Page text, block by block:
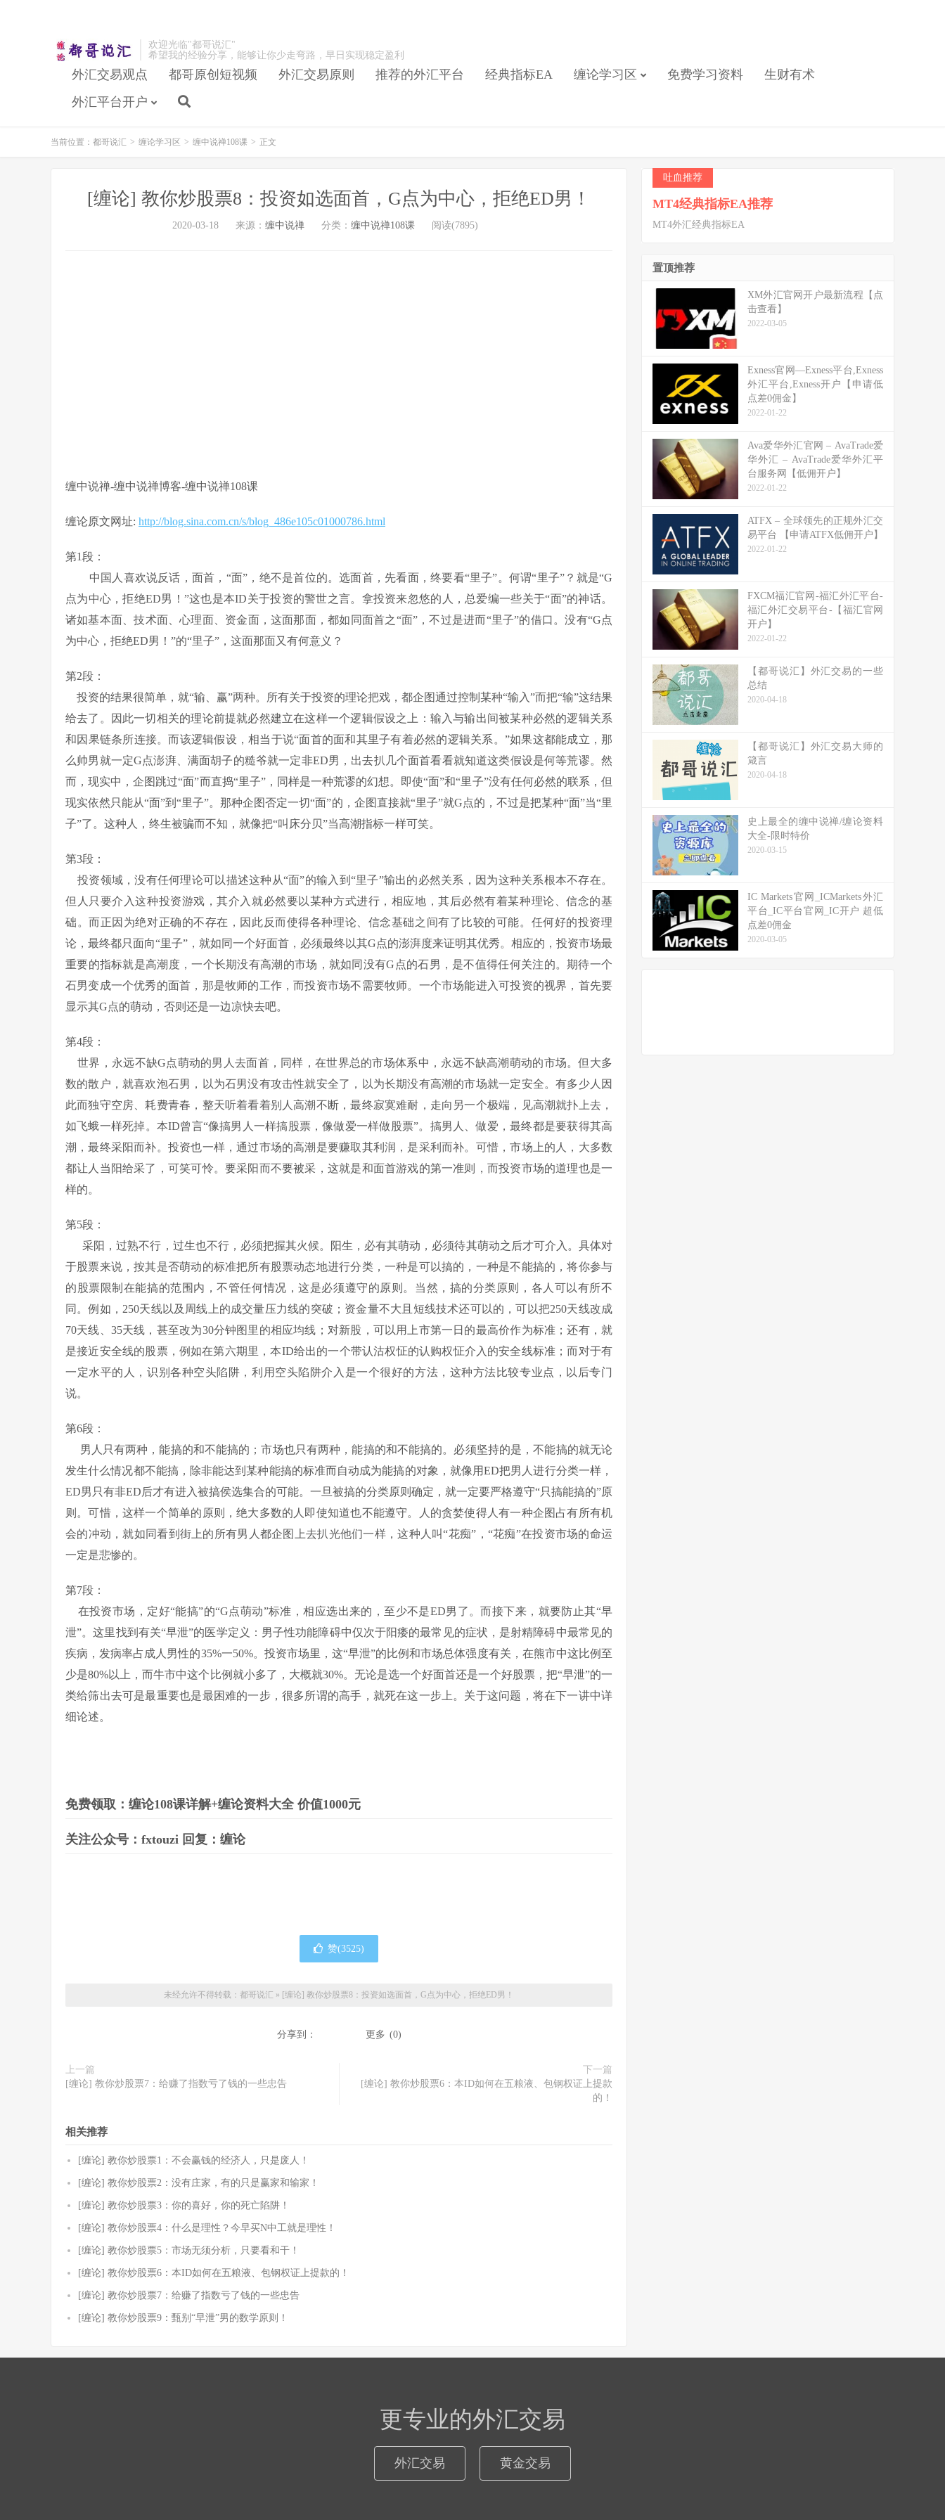
欢迎光临"都哥说汇"
希望我的经验分享，能够让你少走弯路，早日实现稳定盈利
外汇交易观点 都哥原创短视频 外汇交易原则 推荐的外汇平台 经典指标EA 缠论学习区 免费学习资料
生财有术
外汇平台开户
当前位置： 都哥说汇 > 缠论学习区 > 缠中说禅108课 > 正文
[缠论] 教你炒股票8：投资如选面首，G点为中心，拒绝ED男！
2020-03-18 来源： 缠中说禅 分类： 缠中说禅108课 阅读(7895)
缠中说禅-缠中说禅博客-缠中说禅108课
缠论原文网址: http://blog.sina.com.cn/s/blog_486e105c01000786.html
第1段：
中国人喜欢说反话，面首，“面”，绝不是首位的。选面首，先看面，终要看“里子”。何谓“里子”？就是“G
点为中心，拒绝ED男！”这也是本ID关于投资的警世之言。拿投资来忽悠的人，总爱编一些关于“面”的神话。
诸如基本面、技术面、心理面、资金面，这面那面，都如同面首之“面”，不过是进而“里子”的借口。没有“G点
为中心，拒绝ED男！”的“里子”，这面那面又有何意义？
第2段：
投资的结果很简单，就“输、赢”两种。所有关于投资的理论把戏，都企图通过控制某种“输入”而把“输”这结果
给去了。因此一切相关的理论前提就必然建立在这样一个逻辑假设之上：输入与输出间被某种必然的逻辑关系
和因果链条所连接。而该逻辑假设，相当于说“面首的面和其里子有着必然的逻辑关系。”如果这都能成立，那
么帅男就一定G点澎湃、满面胡子的糙爷就一定非ED男，出去扒几个面首看看就知道这类假设是何等荒谬。然
而，现实中，企图跳过“面”而直捣“里子”，同样是一种荒谬的幻想。即使“面”和“里子”没有任何必然的联系，但
现实依然只能从“面”到“里子”。那种企图否定一切“面”的，企图直接就“里子”就G点的，不过是把某种“面”当“里
子”了。这种人，终生被骗而不知，就像把“叫床分贝”当高潮指标一样可笑。
第3段：
投资领域，没有任何理论可以描述这种从“面”的输入到“里子”输出的必然关系，因为这种关系根本不存在。
但人只要介入这种投资游戏，其介入就必然要以某种方式进行，相应地，其后必然有着某种理论、信念的基
础。而正因为绝对正确的不存在，因此反而使得各种理论、信念基础之间有了比较的可能。任何好的投资理
论，最终都只面向“里子”，就如同一个好面首，必须最终以其G点的澎湃度来证明其优秀。相应的，投资市场最
重要的指标就是高潮度，一个长期没有高潮的市场，就如同没有G点的石男，是不值得任何关注的。期待一个
石男变成一个优秀的面首，那是牧师的工作，而投资市场不需要牧师。一个市场能进入可投资的视界，首先要
显示其G点的萌动，否则还是一边凉快去吧。
第4段：
世界，永远不缺G点萌动的男人去面首，同样，在世界总的市场体系中，永远不缺高潮萌动的市场。但大多
数的散户，就喜欢泡石男，以为石男没有攻击性就安全了，以为长期没有高潮的市场就一定安全。有多少人因
此而独守空房、耗费青春，整天听着看着别人高潮不断，最终寂寞难耐，走向另一个极端，见高潮就扑上去，
如飞蛾一样死掉。本ID曾言“像搞男人一样搞股票，像做爱一样做股票”。搞男人、做爱，最终都是要获得其高
潮，最终采阳而补。投资也一样，通过市场的高潮是要赚取其利润，是采利而补。可惜，市场上的人，大多数
都让人当阳给采了，可笑可怜。要采阳而不要被采，这就是和面首游戏的第一准则，而投资市场的道理也是一
样的。
第5段：
采阳，过熟不行，过生也不行，必须把握其火候。阳生，必有其萌动，必须待其萌动之后才可介入。具体对
于股票来说，按其是否萌动的标准把所有股票动态地进行分类，一种是可以搞的，一种是不能搞的，将你参与
的股票限制在能搞的范围内，不管任何情况，这是必须遵守的原则。当然，搞的分类原则，各人可以有所不
同。例如，250天线以及周线上的成交量压力线的突破；资金量不大且短线技术还可以的，可以把250天线改成
70天线、35天线，甚至改为30分钟图里的相应均线；对新股，可以用上市第一日的最高价作为标准；还有，就
是接近安全线的股票，例如在第六期里，本ID给出的一个带认沽权怔的认购权怔介入的安全线标准；而对于有
一定水平的人，识别各种空头陷阱，利用空头陷阱介入是一个很好的方法，这种方法比较专业点，以后专门
说。
第6段：
男人只有两种，能搞的和不能搞的；市场也只有两种，能搞的和不能搞的。必须坚持的是，不能搞的就无论
发生什么情况都不能搞，除非能达到某种能搞的标准而自动成为能搞的对象，就像用ED把男人进行分类一样，
ED男只有非ED后才有进入被搞侯选集合的可能。一旦被搞的分类原则确定，就一定要严格遵守“只搞能搞的”原
则。可惜，这样一个简单的原则，绝大多数的人即使知道也不能遵守。人的贪婪使得人有一种企图占有所有机
会的冲动，就如同看到街上的所有男人都企图上去扒光他们一样，这种人叫“花痴”，“花痴”在投资市场的命运
一定是悲惨的。
第7段：
在投资市场，定好“能搞”的“G点萌动”标准，相应选出来的，至少不是ED男了。而接下来，就要防止其“早
泄”。这里找到有关“早泄”的医学定义：男子性功能障碍中仅次于阳痿的最常见的症状，是射精障碍中最常见的
疾病，发病率占成人男性的35%一50%。投资市场里，这“早泄”的比例和市场总体强度有关，在熊市中这比例至
少是80%以上，而牛市中这个比例就小多了，大概就30%。无论是选一个好面首还是一个好股票，把“早泄”的一
类给筛出去可是最重要也是最困难的一步，很多所谓的高手，就死在这一步上。关于这问题，将在下一讲中详
细论述。
免费领取：缠论108课详解+缠论资料大全价值1000元
关注公众号：fxtouzi 回复：缠论
赞(3525)
未经允许不得转载： 都哥说汇 » [缠论] 教你炒股票8：投资如选面首，G点为中心，拒绝ED男！
分享到： 更多 (0)
上一篇
[缠论] 教你炒股票7：给赚了指数亏了钱的一些忠告
下一篇
[缠论] 教你炒股票6：本ID如何在五粮液、包钢权证上提款
的！
相关推荐
[缠论] 教你炒股票1：不会赢钱的经济人，只是废人！
[缠论] 教你炒股票2：没有庄家，有的只是赢家和输家！
[缠论] 教你炒股票3：你的喜好，你的死亡陷阱！
[缠论] 教你炒股票4：什么是理性？今早买N中工就是理性！
[缠论] 教你炒股票5：市场无须分析，只要看和干！
[缠论] 教你炒股票6：本ID如何在五粮液、包钢权证上提款的！
[缠论] 教你炒股票7：给赚了指数亏了钱的一些忠告
[缠论] 教你炒股票9：甄别“早泄”男的数学原则！
吐血推荐
MT4经典指标EA推荐
MT4外汇经典指标EA
置顶推荐
XM外汇官网开户最新流程【点
击查看】
2022-03-05
Exness官网—Exness平台,Exness
外汇平台,Exness开户【申请低
点差0佣金】
2022-01-22
Ava爱华外汇官网 – AvaTrade爱
华外汇 – AvaTrade爱华外汇平
台服务网【低佣开户】
2022-01-22
ATFX – 全球领先的正规外汇交
易平台 【申请ATFX低佣开户】
2022-01-22
FXCM福汇官网-福汇外汇平台-
福汇外汇交易平台-【福汇官网
开户】
2022-01-22
【都哥说汇】外汇交易的一些
总结
2020-04-18
【都哥说汇】外汇交易大师的
箴言
2020-04-18
史上最全的缠中说禅/缠论资料
大全-限时特价
2020-03-15
IC Markets官网_ICMarkets外汇
平台_IC平台官网_IC开户 超低
点差0佣金
2020-03-05
更专业的外汇交易
外汇交易 黄金交易